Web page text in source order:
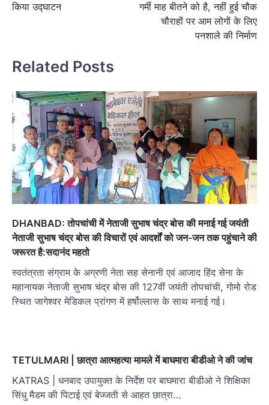
किया उद्घाटन
गर्मी माह बीतने को है, नहीं हुई चौक
चौराहों पर आम लोगों के लिए
पनशाले की निर्माण
Related Posts
DHANBAD: तोपचांची में नेताजी सुभाष चंद्र बोस की मनाई गई जयंती
नेताजी सुभाष चंद्र बोस की विचारों एवं आदर्शों को जन-जन तक पहुंचाने की
जरूरत है:सदानंद महतो
स्वतंत्रता संग्राम के अग्रणी नेता सह सेनानी एवं आजाद हिंद सेना के
महानायक नेताजी सुभाष चंद्र बोस की 127वीं जयंती तोपचांची, गोमो रोड
स्थित जागेश्वर मेडिकल प्रांगण में हर्षोल्लास के साथ मनाई गई।
TETULMARI | छात्रा आत्महत्या मामले में बाघमारा बीडीओ ने की जांच
KATRAS | धनबाद उपायुक्त के निर्देश पर बाघमारा बीडीओ ने शिक्षिका
सिंधु मैडम की पिटाई एवं बेज्जती से आहत छात्रा…